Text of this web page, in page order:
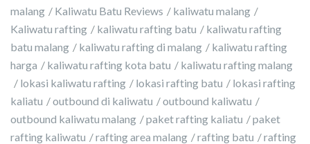
malang
Kaliwatu Batu Reviews
kaliwatu malang
Kaliwatu rafting
kaliwatu rafting batu
kaliwatu rafting
batu malang
kaliwatu rafting di malang
kaliwatu rafting
harga
kaliwatu rafting kota batu
kaliwatu rafting malang
lokasi kaliwatu rafting
lokasi rafting batu
lokasi rafting
kaliatu
outbound di kaliwatu
outbound kaliwatu
outbound kaliwatu malang
paket rafting kaliatu
paket
rafting kaliwatu
rafting area malang rafting batu
rafting